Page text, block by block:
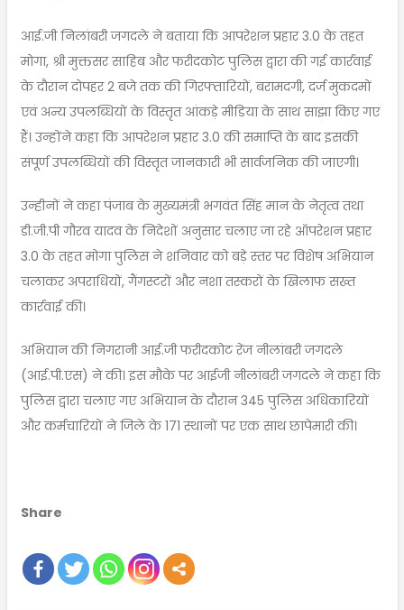
आई.जी निलांबरी जगदले ने बताया कि आपरेशन प्रहार 3.0 के तहत
मोगा, श्री मुक्तसर साहिब और फरीदकोट पुलिस द्वारा की गई कार्रवाई
के दौरान दोपहर 2 बजे तक की गिरफ्तारियों, बरामदगी, दर्ज मुकदमों
एवं अन्य उपलब्धियों के विस्तृत आंकड़े मीडिया के साथ साझा किए गए
हैं। उन्होंने कहा कि आपरेशन प्रहार 3.0 की समाप्ति के बाद इसकी
संपूर्ण उपलब्धियों की विस्तृत जानकारी भी सार्वजनिक की जाएगी।
उन्हीनों ने कहा पंजाब के मुख्यमंत्री भगवंत सिंह मान के नेतृत्व तथा
डी.जी.पी गौरव यादव के निदेशों अनुसार चलाए जा रहे ऑपरेशन प्रहार
3.0 के तहत मोगा पुलिस ने शनिवार को बड़े स्तर पर विशेष अभियान
चलाकर अपराधियों, गैंगस्टरों और नशा तस्करों के खिलाफ सख्त
कार्रवाई की।
अभियान की निगरानी आई.जी फरीदकोट रेंज नीलांबरी जगदले
(आई.पी.एस) ने की। इस मौके पर आईजी नीलांबरी जगदले ने कहा कि
पुलिस द्वारा चलाए गए अभियान के दौरान 345 पुलिस अधिकारियों
और कर्मचारियों ने जिले के 171 स्थानों पर एक साथ छापेमारी की।
Share